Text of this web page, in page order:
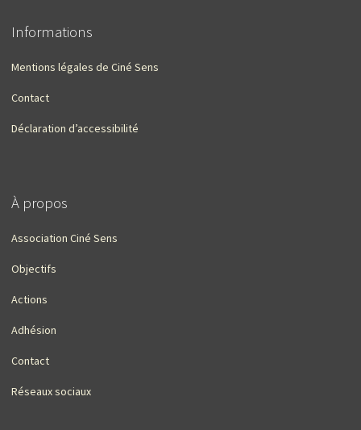
Informations
Mentions légales de Ciné Sens
Contact
Déclaration d’accessibilité
À propos
Association Ciné Sens
Objectifs
Actions
Adhésion
Contact
Réseaux sociaux